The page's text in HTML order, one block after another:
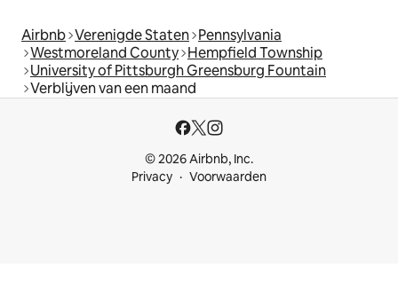
Airbnb Verenigde Staten Pennsylvania
Westmoreland County Hempfield Township
University of Pittsburgh Greensburg Fountain
Verblijven van een maand
© 2026 Airbnb, Inc.
Privacy
Voorwaarden